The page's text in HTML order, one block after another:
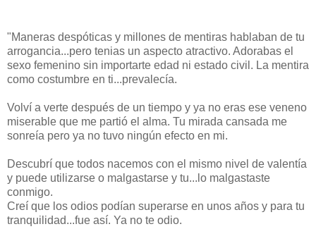
"Maneras despóticas y millones de mentiras hablaban de tu
arrogancia...pero tenias un aspecto atractivo. Adorabas el
sexo femenino sin importarte edad ni estado civil. La mentira
como costumbre en ti...prevalecía.
Volví a verte después de un tiempo y ya no eras ese veneno
miserable que me partió el alma. Tu mirada cansada me
sonreía pero ya no tuvo ningún efecto en mi.
Descubrí que todos nacemos con el mismo nivel de valentía
y puede utilizarse o malgastarse y tu...lo malgastaste
conmigo.
Creí que los odios podían superarse en unos años y para tu
tranquilidad...fue así. Ya no te odio.